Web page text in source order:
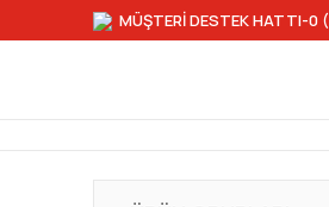
MÜŞTERİ DESTEK HATTI-0